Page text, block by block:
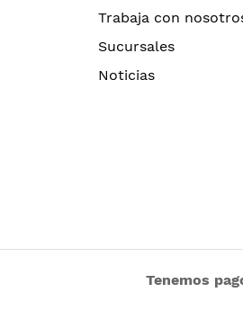
Trabaja con
Sucursales
Noticias
Tenemos